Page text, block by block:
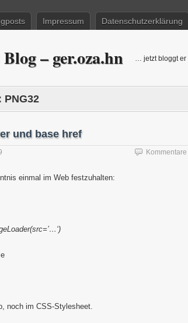
Impressum Datenschutzerklärung
– ger.oza.hn … jetzt bloggt
PNG32
und base href
einmal im Web festzuhalten:
noch im CSS-Stylesheet.